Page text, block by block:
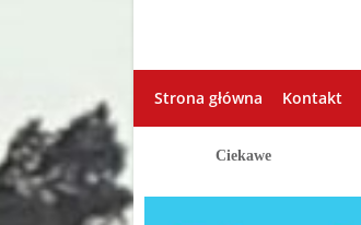
Strona główna Kontakt
Ciekawe